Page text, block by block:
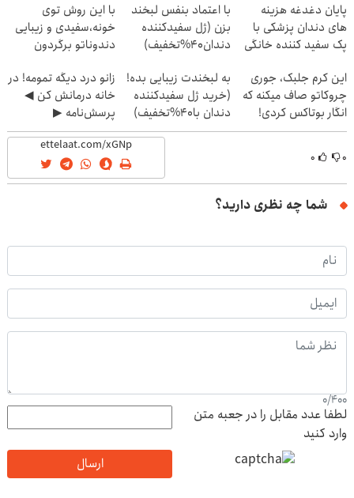
پایان دغدغه هزینه
های دندان پزشکی با
پک سفید کننده خانگی
با اعتماد بنفس لبخند
بزن (ژل سفیدکننده
دندان40%تخفیف)
با این روش توی
خونه،سفیدی و زیبایی
دندوناتو برگردون
این کرم جلبک، جوری
چروکاتو صاف میکنه که
انگار بوتاکس کردی!
(تخفیف ویژه)
به لبخندت زیبایی بده!
(خرید ژل سفیدکننده
دندان با40%تخفیف)
زانو درد دیگه تمومه! در
خانه درمانش کن ◀
پرسش‌نامه ▶
۰ ۰
شما چه نظری دارید؟
0/400
لطفا عدد مقابل را در جعبه متن
وارد کنید
ارسال